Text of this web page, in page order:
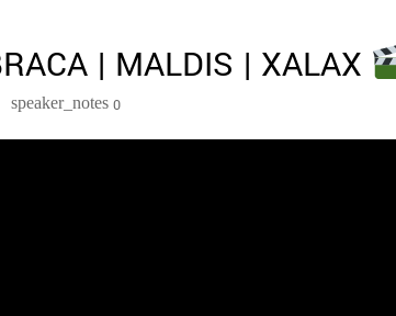
| MALDIS | XALAX
speaker_notes 0